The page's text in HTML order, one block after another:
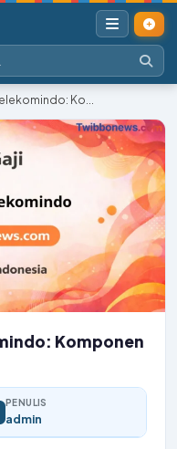
Ko...
Komponen
PENULIS
admin